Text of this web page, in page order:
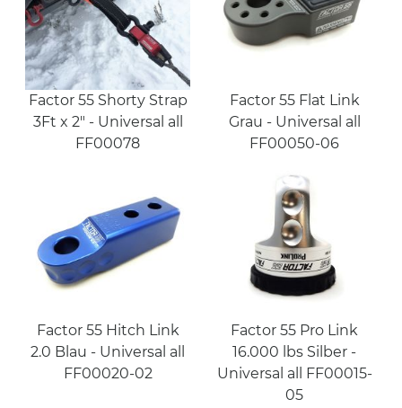
Factor 55 Shorty Strap
3Ft x 2" - Universal all
FF00078
Factor 55 Flat Link
Grau - Universal all
FF00050-06
Factor 55 Hitch Link
2.0 Blau - Universal all
FF00020-02
Factor 55 Pro Link
16.000 lbs Silber -
Universal all FF00015-
05